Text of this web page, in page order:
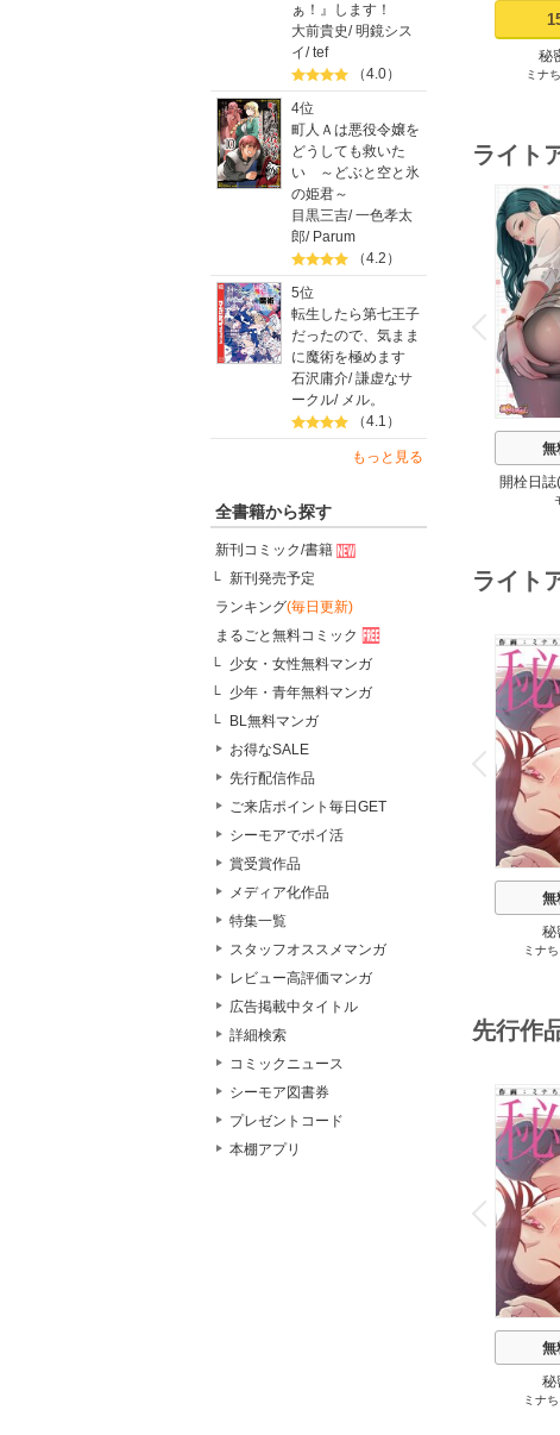
ぁ！』します！
大前貴史/明鏡シス
イ/tef
（4.0）
4位
町人Ａは悪役令嬢を
どうしても救いた
い ～どぶと空と氷
の姫君～
目黒三吉/一色孝太
郎/ Parum
（4.2）
5位
転生したら第七王子
だったので、気まま
に魔術を極めます
石沢庸介/謙虚なサ
ークル/ メル。
（4.1）
もっと見る
全書籍から探す
新刊コミック/書籍
新刊発売予定
ランキング(毎日更新)
まるごと無料コミック
少女・女性無料マンガ
少年・青年無料マンガ
BL無料マンガ
お得なSALE
先行配信作品
ご来店ポイント毎日GET
シーモアでポイ活
賞受賞作品
メディア化作品
特集一覧
スタッフオススメマンガ
レビュー高評価マンガ
広告掲載中タイトル
詳細検索
コミックニュース
シーモア図書券
プレゼントコード
本棚アプリ
秘
ミナ
ライト
P
r
e
v
i
o
u
s
無
開栓日
ライト
P
r
e
v
i
o
u
s
無
秘
ミナ
先行作
P
r
e
v
i
o
u
s
無
秘
ミナ